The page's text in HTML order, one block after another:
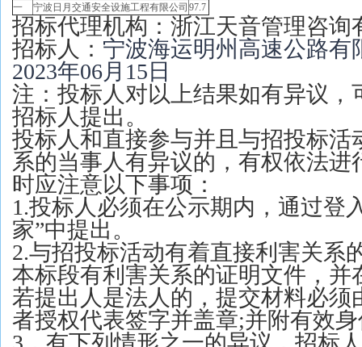
一
宁波日月交通安全设施工程有限公司 97.7
招标代理机构：浙江天音管理咨询
招标人： 宁波海运明州高速公路有
2023年06月15日
注：投标人对以上结果如有异议，
招标人提出。
投标人和直接参与并且与招投标活
系的当事人有异议的，有权依法进
时应注意以下事项：
1.投标人必须在公示期内，通过登
家”中提出。
2.与招投标活动有着直接利害关系
本标段有利害关系的证明文件，并
若提出人是法人的，提交材料必须
者授权代表签字并盖章;并附有效